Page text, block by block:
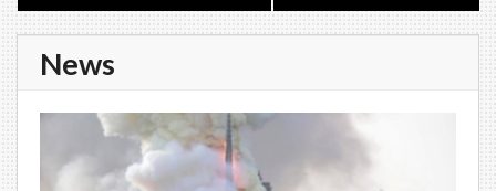
News